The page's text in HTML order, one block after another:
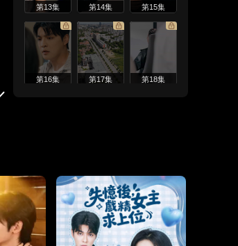
第13集 第14集 第15集
第16集 第17集 第18集
第22集 第23集 第24集